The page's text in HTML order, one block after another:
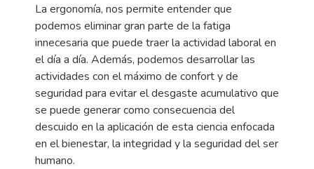
La ergonomía, nos permite entender que
podemos eliminar gran parte de la fatiga
innecesaria que puede traer la actividad laboral en
el día a día. Además, podemos desarrollar las
actividades con el máximo de confort y de
seguridad para evitar el desgaste acumulativo que
se puede generar como consecuencia del
descuido en la aplicación de esta ciencia enfocada
en el bienestar, la integridad y la seguridad del ser
humano.